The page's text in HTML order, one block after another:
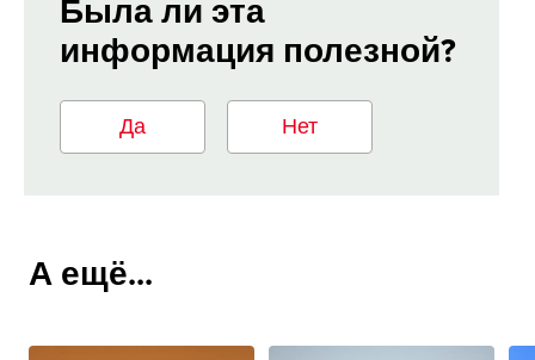
Была ли эта
информация полезной?
Да Нет
А ещё...